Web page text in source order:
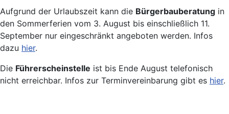
Aufgrund der Urlaubszeit kann die Bürgerbauberatung in
den Sommerferien vom 3. August bis einschließlich 11.
September nur eingeschränkt angeboten werden. Infos
dazu hier.
Die Führerscheinstelle ist bis Ende August telefonisch
nicht erreichbar. Infos zur Terminvereinbarung gibt es hier.